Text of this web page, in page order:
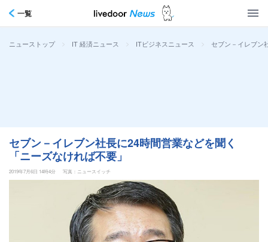
一覧
ニューストップ > IT 経済ニュース > ITビジネスニュース > セブン－イレブン
セブン－イレブン社長に24時間営業などを聞く
「ニーズなければ不要」
2019年7月6日 14時4分 写真：ニュースイッチ